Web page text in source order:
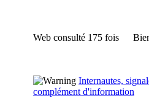
Web consulté 175 fois
Internautes,
complément d'information